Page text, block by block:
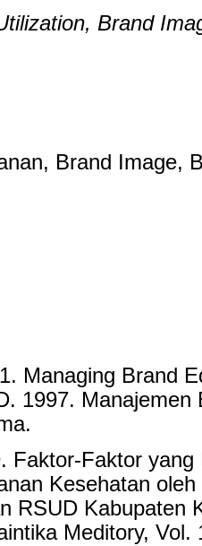
Brand
Brand Image,
Managing Brand
1997.
Faktor-Faktor yang
Kesehatan
RSUD Kabupaten
Meditory, Vol.